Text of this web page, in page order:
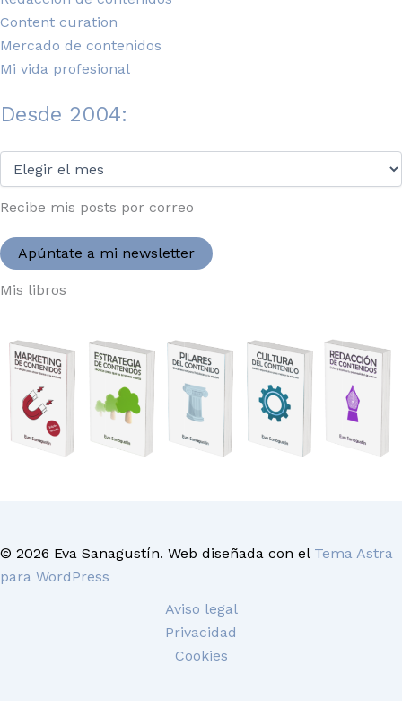
Content curation
Mercado de contenidos
Mi vida profesional
Desde 2004:
2004:
Recibe mis posts por correo
Apúntate a mi newsletter
Mis libros
© 2026 Eva Sanagustín. Web diseñada con el Tema Astra
para WordPress
Aviso legal
Privacidad
Cookies